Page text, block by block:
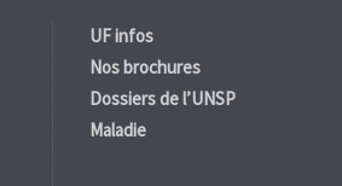
UF infos
Nos brochures
Dossiers de l’UNSP
Maladie